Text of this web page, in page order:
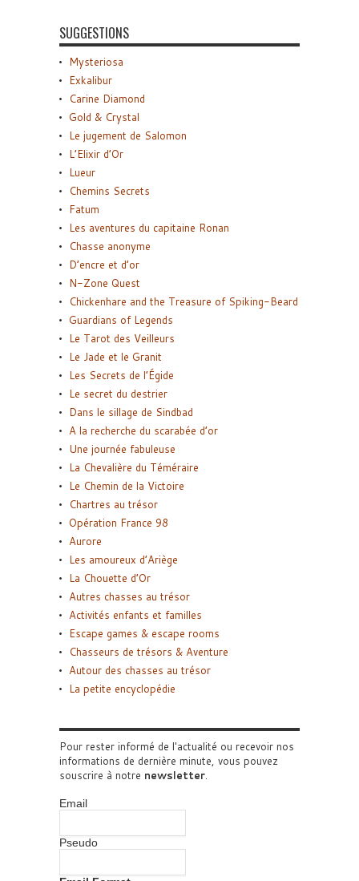
SUGGESTIONS
Mysteriosa
Exkalibur
Carine Diamond
Gold & Crystal
Le jugement de Salomon
L’Elixir d’Or
Lueur
Chemins Secrets
Fatum
Les aventures du capitaine Ronan
Chasse anonyme
D’encre et d’or
N-Zone Quest
Chickenhare and the Treasure of Spiking-Beard
Guardians of Legends
Le Tarot des Veilleurs
Le Jade et le Granit
Les Secrets de l’Égide
Le secret du destrier
Dans le sillage de Sindbad
A la recherche du scarabée d’or
Une journée fabuleuse
La Chevalière du Téméraire
Le Chemin de la Victoire
Chartres au trésor
Opération France 98
Aurore
Les amoureux d’Ariège
La Chouette d’Or
Autres chasses au trésor
Activités enfants et familles
Escape games & escape rooms
Chasseurs de trésors & Aventure
Autour des chasses au trésor
La petite encyclopédie
Pour rester informé de l'actualité ou recevoir nos
informations de dernière minute, vous pouvez
souscrire à notre newsletter.
Email
Pseudo